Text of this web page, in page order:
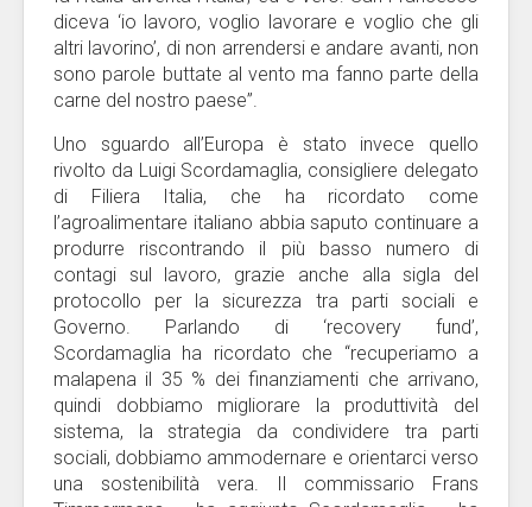
diceva ‘io lavoro, voglio lavorare e voglio che gli
altri lavorino’, di non arrendersi e andare avanti, non
sono parole buttate al vento ma fanno parte della
carne del nostro paese”.
Uno sguardo all’Europa è stato invece quello
rivolto da Luigi Scordamaglia, consigliere delegato
di Filiera Italia, che ha ricordato come
l’agroalimentare italiano abbia saputo continuare a
produrre riscontrando il più basso numero di
contagi sul lavoro, grazie anche alla sigla del
protocollo per la sicurezza tra parti sociali e
Governo. Parlando di ‘recovery fund’,
Scordamaglia ha ricordato che “recuperiamo a
malapena il 35 % dei finanziamenti che arrivano,
quindi dobbiamo migliorare la produttività del
sistema, la strategia da condividere tra parti
sociali, dobbiamo ammodernare e orientarci verso
una sostenibilità vera. Il commissario Frans